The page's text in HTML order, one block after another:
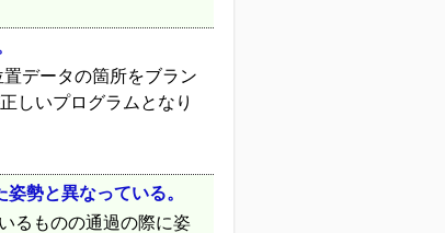
データの箇所をブラン
しいプログラムとなり
勢と異なっている。
るものの通過の際に姿